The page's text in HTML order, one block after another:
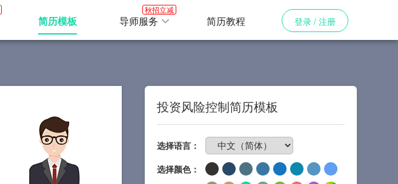
简历模板 导师服务
秋招立减
简历教程 登录 / 注册
投资风险控制简历模板
选择语言：
选择颜色：